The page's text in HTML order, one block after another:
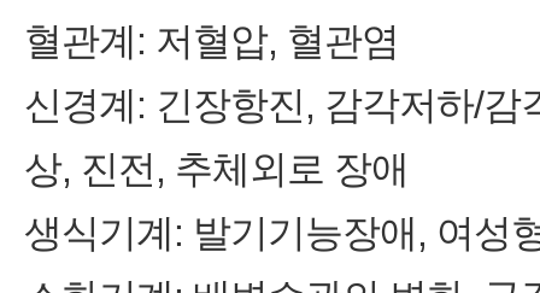
혈관계: 저혈압, 혈관염
신경계: 긴장항진, 감각저하/
상, 진전, 추체외로 장애
생식기계: 발기기능장애, 여성